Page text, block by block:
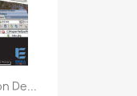
De...